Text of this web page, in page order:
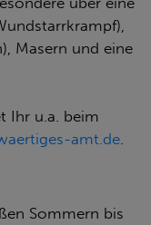
Masern und eine
Ihr u.a. beim
amt.de
Sommern bis